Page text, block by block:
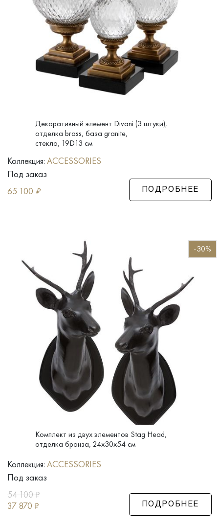
Декоративный элемент Divani (3 штуки),
отделка brass, база granite,
стекло, 19D13 см
Коллекция: ACCESSORIES
Под заказ
65 100 ₽ ПОДРОБНЕЕ
-30%
Комплект из двух элементов Stag Head,
отделка бронза, 24x30x54 см
Коллекция: ACCESSORIES
Под заказ
54 100₽
37 870 ₽ ПОДРОБНЕЕ